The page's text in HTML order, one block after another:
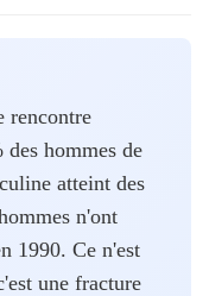
rencontre
hommes de
atteint des
n'ont
1990. Ce n'est
une fracture